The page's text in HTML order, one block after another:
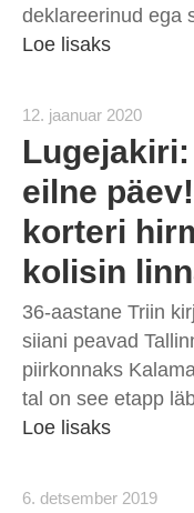
deklareerinud ega
Loe lisaks
12. jaanuar 2020
eilne
korteri
kolisin
36-aastane Triin
siiani peavad
piirkonnaks
tal on see etapp
Loe lisaks
6. detsember 2019